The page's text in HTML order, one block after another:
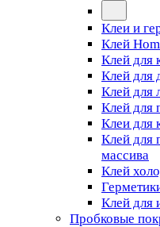
Клеи и
Клей
Клей для
Клей для
Клей для
Клей для
Клеи для
Клей для
массива
Клей
Клей для
Пробковые